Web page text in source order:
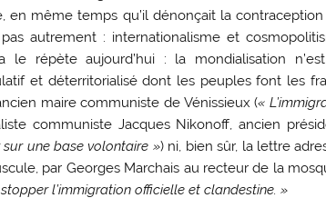
en même temps qu’il dénonçait la
autrement : internationalisme et
le répète aujourd’hui : la mondialisation
et déterritorialisé dont les peuples font les
maire communiste de Vénissieux («
communiste Jacques Nikonoff, ancien
une base volontaire ») ni, bien sûr, la lettre
par Georges Marchais au recteur de la
l’immigration officielle et clandestine. »